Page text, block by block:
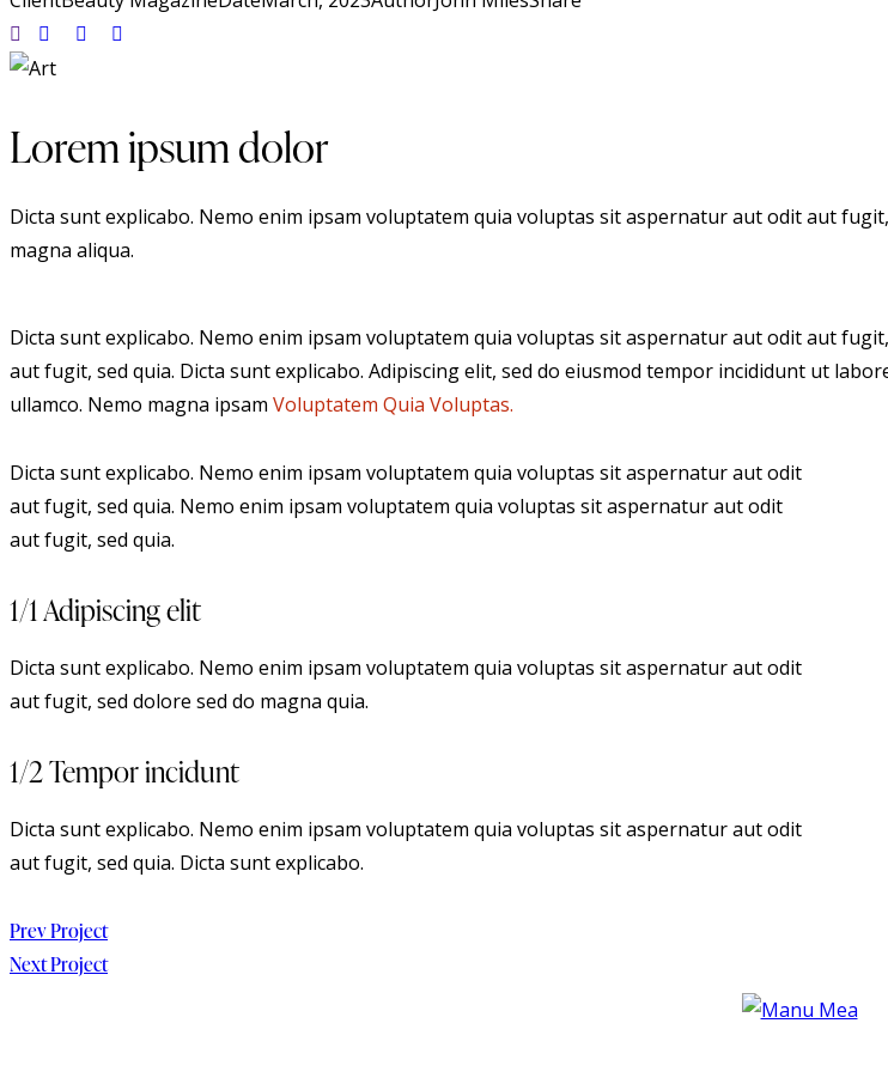
Lorem ipsum dolor
Dicta sunt explicabo. Nemo enim ipsam voluptatem quia voluptas sit aspernatur aut odit aut
magna aliqua.
Dicta sunt explicabo. Nemo enim ipsam voluptatem quia voluptas sit aspernatur aut odit aut
aut fugit, sed quia. Dicta sunt explicabo. Adipiscing elit, sed do eiusmod tempor incididunt ut
ullamco. Nemo magna ipsam Voluptatem Quia Voluptas.
Dicta sunt explicabo. Nemo enim ipsam voluptatem quia voluptas sit aspernatur aut odit
aut fugit, sed quia. Nemo enim ipsam voluptatem quia voluptas sit aspernatur aut odit
aut fugit, sed quia.
1/1 Adipiscing elit
Dicta sunt explicabo. Nemo enim ipsam voluptatem quia voluptas sit aspernatur aut odit
aut fugit, sed dolore sed do magna quia.
1/2 Tempor incidunt
Dicta sunt explicabo. Nemo enim ipsam voluptatem quia voluptas sit aspernatur aut odit
aut fugit, sed quia. Dicta sunt explicabo.
Beitragsnavigation
Prev Project
Next Project